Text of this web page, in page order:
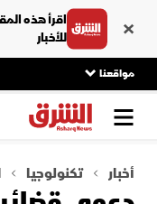
اقرأ هذه
للأخبار
مواقعنا
أخبار تكنولوجيا